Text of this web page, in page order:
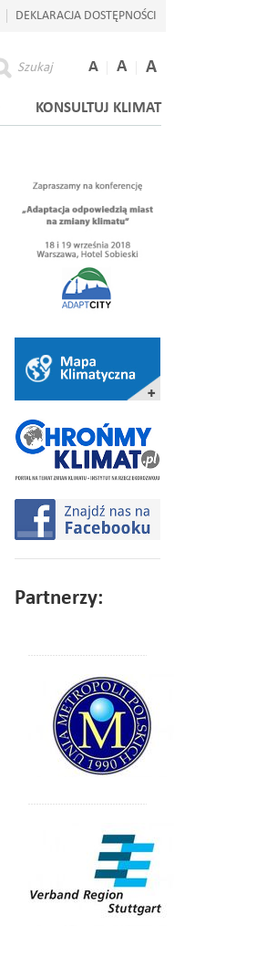
DEKLARACJA DOSTĘPNOŚCI
A A A
Szukaj
KONSULTUJ KLIMAT
Partnerzy: